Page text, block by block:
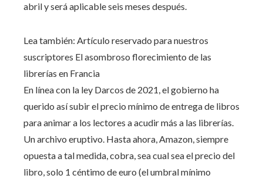
abril y será aplicable seis meses después.
Lea también: Artículo reservado para nuestros
suscriptores El asombroso florecimiento de las
librerías en Francia
En línea con la ley Darcos de 2021, el gobierno ha
querido así subir el precio mínimo de entrega de libros
para animar a los lectores a acudir más a las librerías.
Un archivo eruptivo. Hasta ahora, Amazon, siempre
opuesta a tal medida, cobra, sea cual sea el precio del
libro, solo 1 céntimo de euro (el umbral mínimo